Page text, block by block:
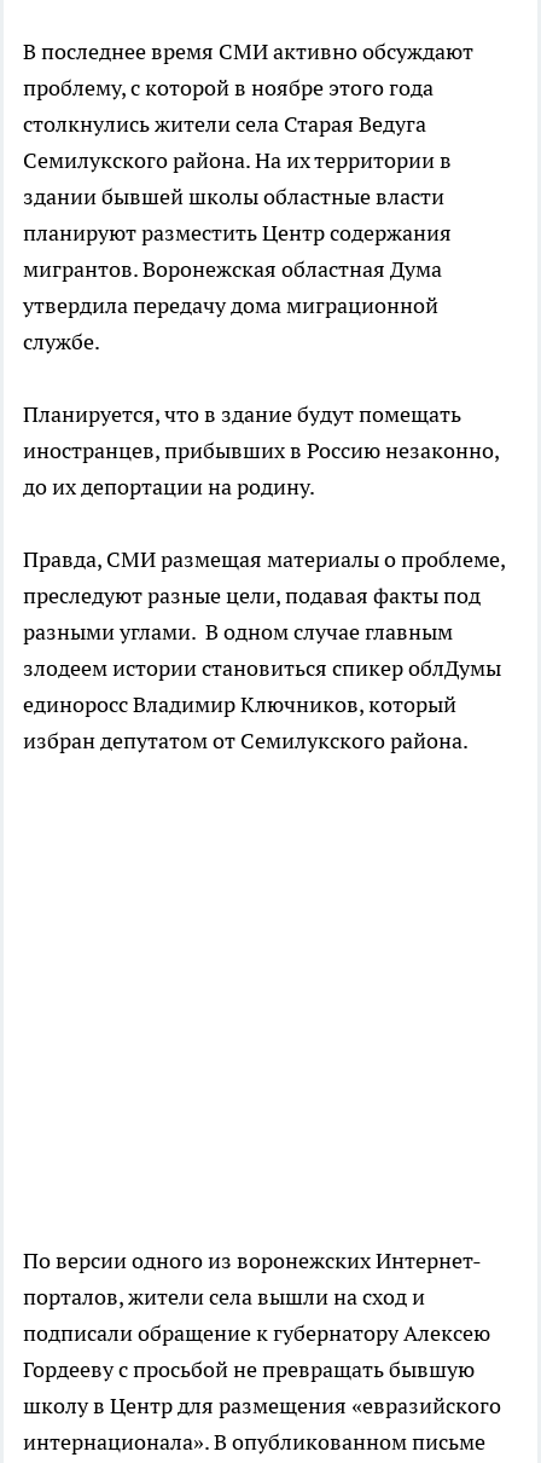
В последнее время СМИ активно обсуждают
проблему, с которой в ноябре этого года
столкнулись жители села Старая Ведуга
Семилукского района. На их территории в
здании бывшей школы областные власти
планируют разместить Центр содержания
мигрантов. Воронежская областная Дума
утвердила передачу дома миграционной
службе.
Планируется, что в здание будут помещать
иностранцев, прибывших в Россию незаконно,
до их депортации на родину.
Правда, СМИ размещая материалы о проблеме,
преследуют разные цели, подавая факты под
разными углами. В одном случае главным
злодеем истории становиться спикер облДумы
единоросс Владимир Ключников, который
избран депутатом от Семилукского района.
По версии одного из воронежских Интернет-
порталов, жители села вышли на сход и
подписали обращение к губернатору Алексею
Гордееву с просьбой не превращать бывшую
школу в Центр для размещения «евразийского
интернационала». В опубликованном письме